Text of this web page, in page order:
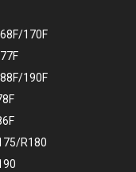
170F
190F
R180